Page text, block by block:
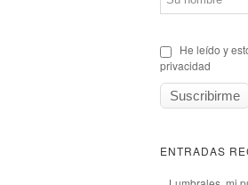
He leído y
privacidad
ENTRADAS